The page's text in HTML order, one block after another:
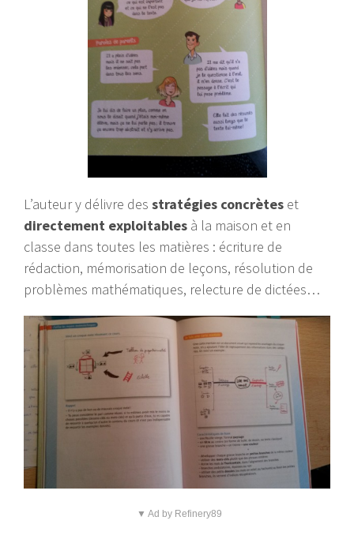
L’auteur y délivre des stratégies concrètes et
directement exploitables à la maison et en
classe dans toutes les matières : écriture de
rédaction, mémorisation de leçons, résolution de
problèmes mathématiques, relecture de dictées…
▼ Ad by Refinery89